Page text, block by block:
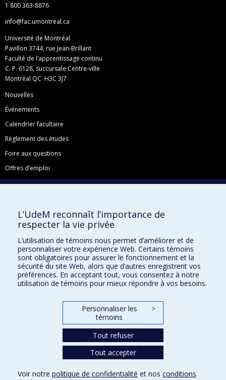
1 800 363-8876
info@fac.umontreal.ca
Université de Montréal
Pavillon 3744, rue Jean-Brillant
Faculté de l’apprentissage continu
C. P. 6128, succursale Centre-ville
Montréal QC H3C 3J7
Nouvelles
Événements
Calendrier facultaire
Règlement des études
Foire aux questions
Offres d’emploi
Facebook
LinkedIn
YouTube
Toutes nos présences sociales
École de français
Centre de perfectionnement
Abonnez-vous à notre infolettre
L’UdeM reconnaît l’importance de
respecter la vie privée
L’utilisation de témoins nous permet d’améliorer et de
personnaliser votre expérience Web. Certains témoins
sont obligatoires pour assurer le fonctionnement et la
sécurité du site Web, alors que d’autres enregistrent vos
préférences. En acceptant tout, vous consentez à notre
utilisation de témoins pour mieux répondre à vos besoins.
Personnaliser les
témoins
>
Tout refuser
Tout accepter
Voir notre politique de confidentialité et nos conditions